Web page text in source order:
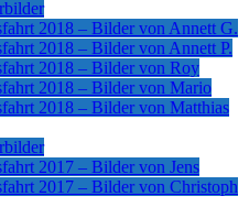
2018 – Bilder von Annett G.
2018 – Bilder von Annett P.
2018 – Bilder von Roy
2018 – Bilder von Mario
2018 – Bilder von Matthias
2017 – Bilder von Jens
2017 – Bilder von Christoph